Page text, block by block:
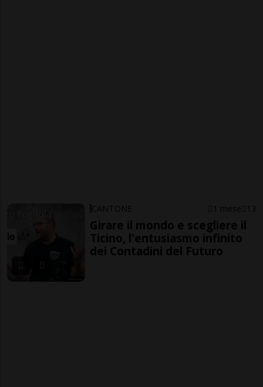
CANTONE 1 mese 13
Girare il mondo e scegliere il
Ticino, l'entusiasmo infinito
dei Contadini del Futuro